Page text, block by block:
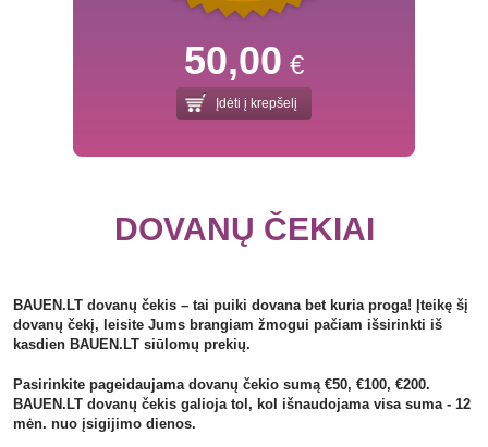
50,00 €
Įdėti į krepšelį
DOVANŲ ČEKIAI
BAUEN.LT dovanų čekis – tai puiki dovana bet kuria proga! Įteikę šį
dovanų čekį, leisite Jums brangiam žmogui pačiam išsirinkti iš
kasdien BAUEN.LT siūlomų prekių.
Pasirinkite pageidaujama dovanų čekio sumą €50, €100, €200.
BAUEN.LT dovanų čekis galioja tol, kol išnaudojama visa suma - 12
mėn. nuo įsigijimo dienos.